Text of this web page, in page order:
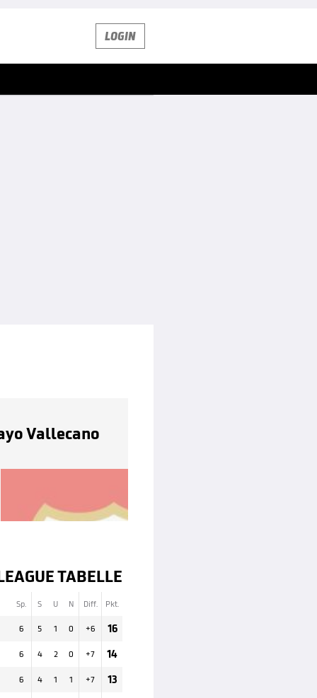
LOGIN
Vallecano
TABELLE
Sp. S U N Diff. Pkt.
6 5 1 0 +6
16
6 4 2 0 +7
14
6 4 1 1 +7
13